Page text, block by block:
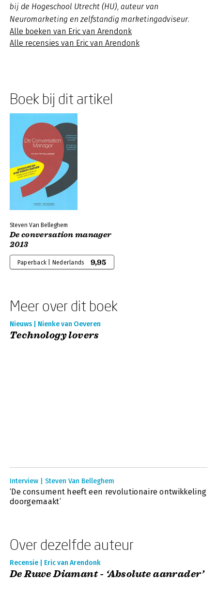
bij de Hogeschool Utrecht (HU), auteur van
Neuromarketing en zelfstandig marketingadviseur.
Alle boeken van Eric van Arendonk
Alle recensies van Eric van Arendonk
Boek bij dit artikel
Steven Van Belleghem
De conversation manager
2013
Paperback | Nederlands 9,95
Meer over dit boek
Nieuws | Nienke van Oeveren
Technology lovers
Interview | Steven Van Belleghem
‘De consument heeft een revolutionaire ontwikkeling
doorgemaakt’
Over dezelfde auteur
Recensie | Eric van Arendonk
De Ruwe Diamant - ‘Absolute aanrader’